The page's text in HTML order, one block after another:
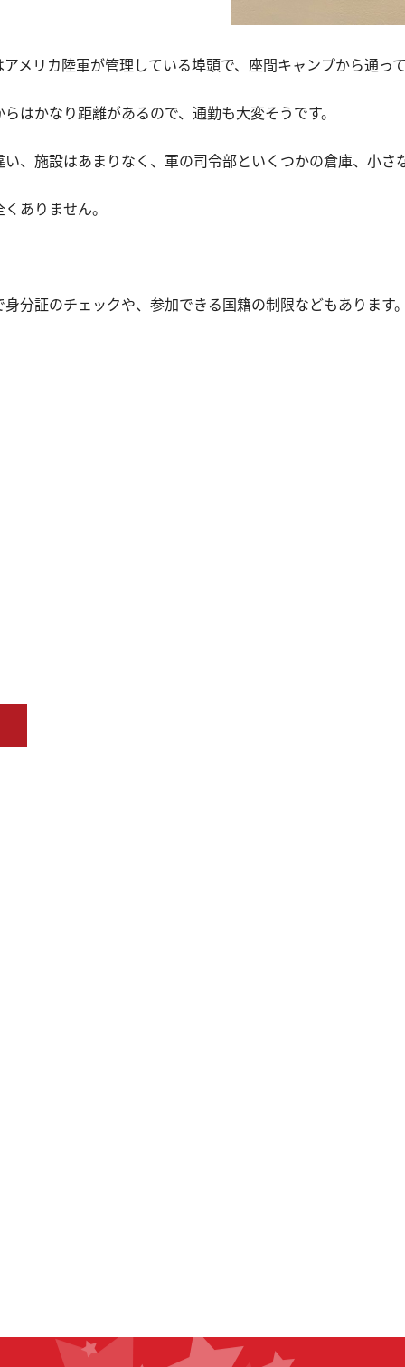
メリカ陸軍が管理している埠頭で、座間キャンプから通っ
はかなり距離があるので、通勤も大変そうです。
、施設はあまりなく、軍の司令部といくつかの倉庫、小さ
ありません。
分証のチェックや、参加できる国籍の制限などもあります